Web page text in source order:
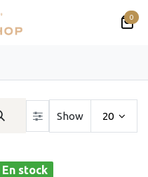
0
Show 20
En stock